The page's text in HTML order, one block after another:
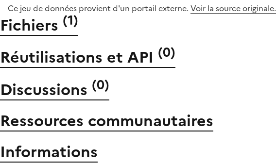
Ce jeu de données provient d'un portail externe. Voir la source originale.
Fichiers (1)
Réutilisations et API (0)
Discussions (0)
Ressources communautaires
Informations